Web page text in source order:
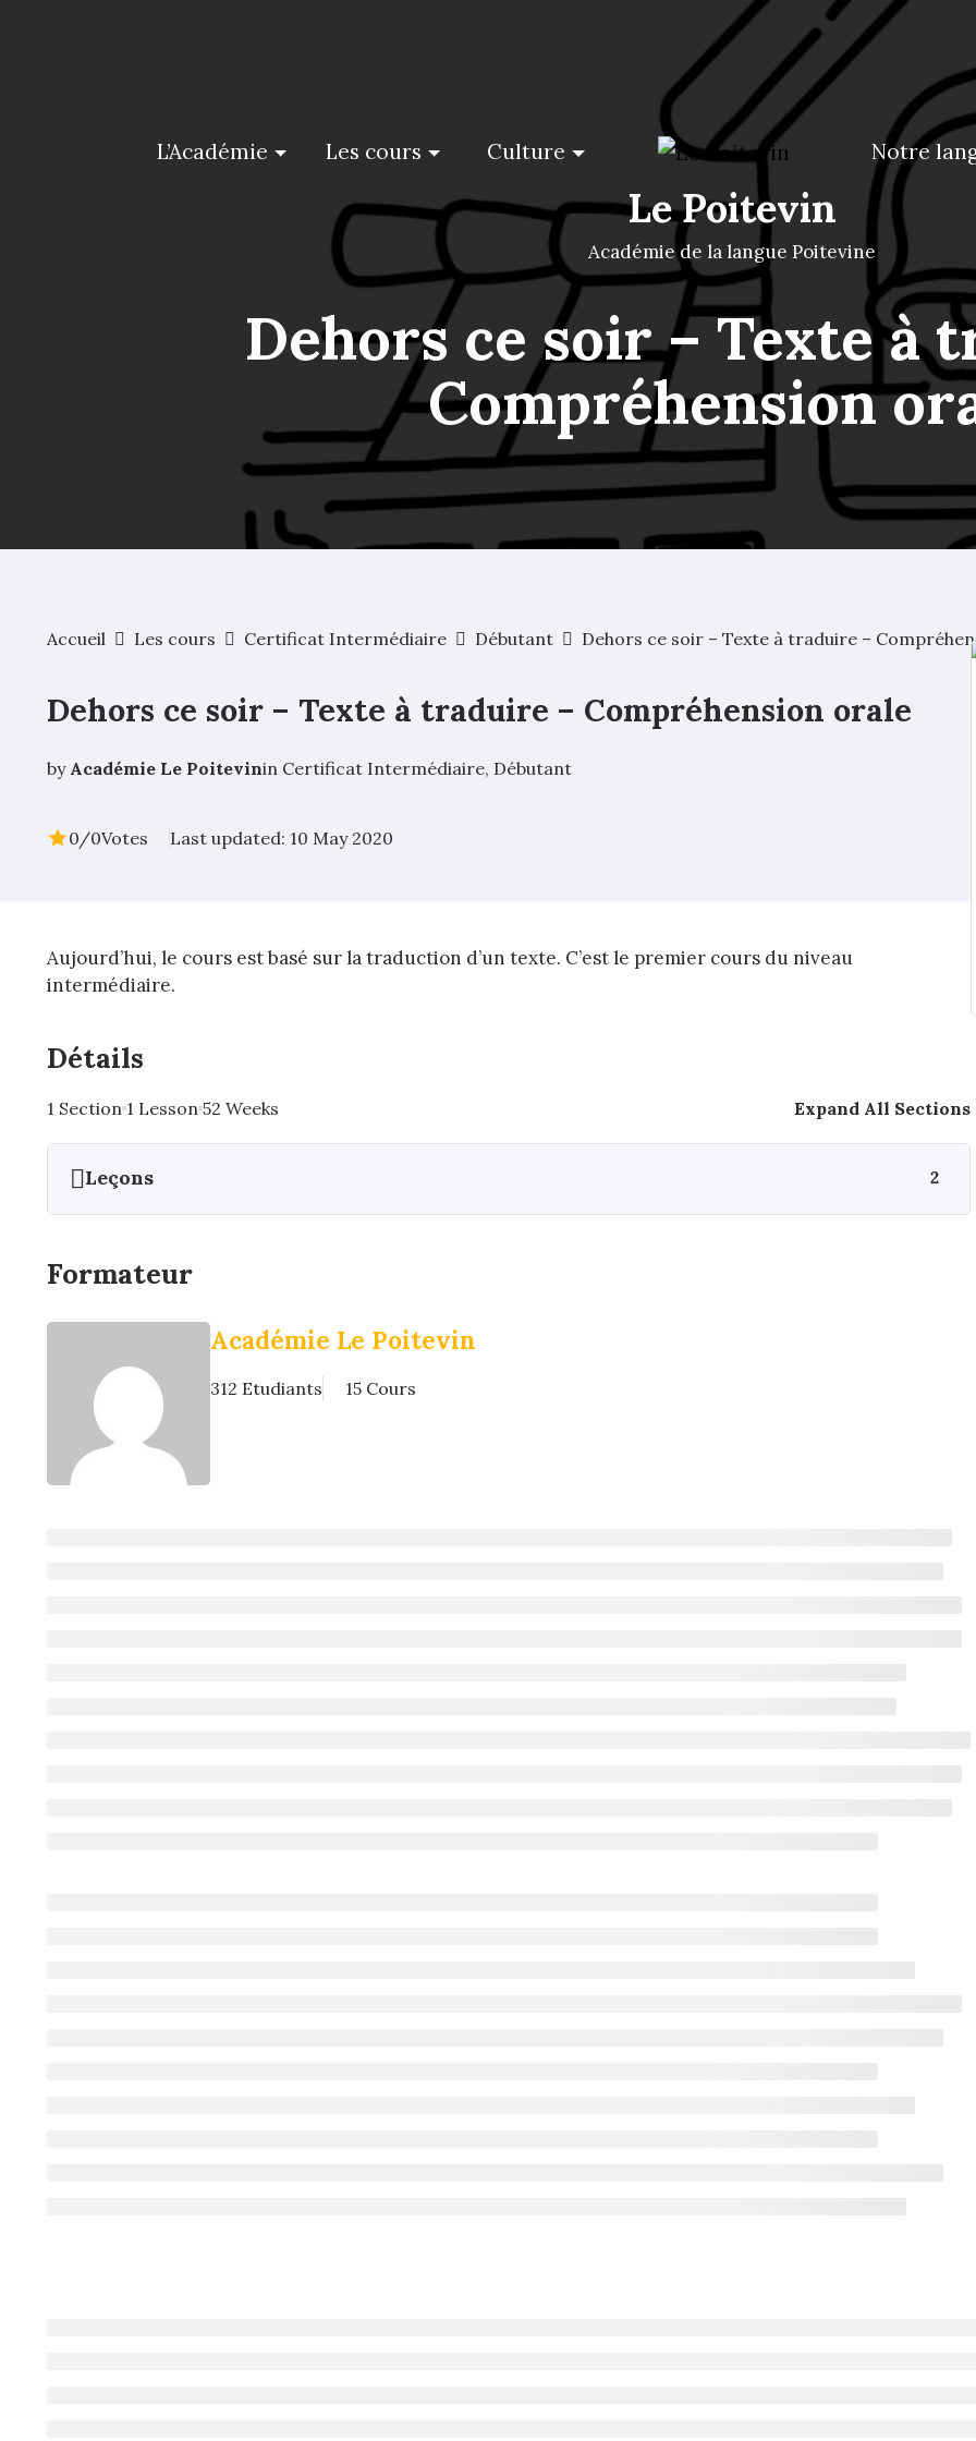
L’Académie Les cours Culture Notre
Le Poitevin
Académie de la langue Poitevine
Dehors ce soir – Texte à
Compréhension
Accueil Les cours Certificat Intermédiaire Débutant Dehors ce soir – Texte à traduire –
Dehors ce soir – Texte à traduire – Compréhension orale
by Académie Le Poitevinin Certificat Intermédiaire, Débutant
0/0Votes Last updated: 10 May 2020
Aujourd’hui, le cours est basé sur la traduction d’un texte. C’est le premier cours du niveau
intermédiaire.
Détails
1 Section 1 Lesson 52 Weeks Expand All Sections
Leçons 2
Formateur
Académie Le Poitevin
312 Etudiants 15 Cours